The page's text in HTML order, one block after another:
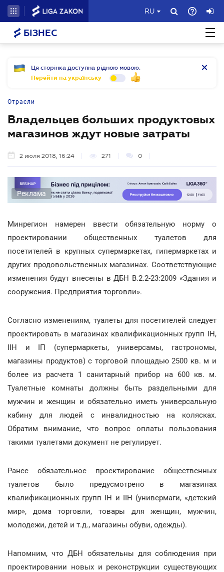
RU
БІЗНЕС
Ця сторінка доступна рідною мовою.
Перейти на українську
Отрасли
Владельцев больших продуктовых
магазинов ждут новые затраты
2 июля 2018, 16:24 271 0
Реклама
Минрегион намерен ввести обязательную норму о
проектировании общественных туалетов для
посетителей в крупных супермаркетах, гипермаркетах и
других продовольственных магазинах. Соответствующие
изменения будут внесены в ДБН В.2.2-23:2009 «Здания и
сооружения. Предприятия торговли».
Согласно изменениям, туалеты для посетителей следует
проектировать в магазинах квалификационных групп ІН,
ІІН и ІП (супермаркеты, универсамы, гастрономы,
магазины продуктов) с торговой площадью 2500 кв. м и
более из расчета 1 санитарный прибор на 600 кв. м.
Туалетные комнаты должны быть раздельными для
мужчин и женщин и обязательно иметь универсальную
кабину для людей с инвалидностью на колясках.
Обратим внимание, что вопрос оплаты пользования
такими туалетами документ не регулирует.
Ранее обязательное проектирование общественных
туалетов было предусмотрено в магазинах
квалификационных групп ІН и ІІН (универмаги, «детский
мир», дома торговли, товары для женщин, мужчин,
молодежи, детей и т.д., магазины обуви, одежды).
Напомним, что ДБН обязательны для соблюдения при
проектировании новых и реконструкции существующих